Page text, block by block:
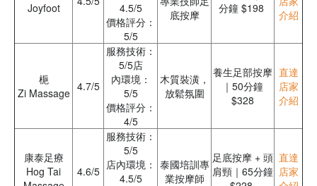
Joyfoot
4.5/5
價格評分：
5/5
底按摩
分鐘 $198
介紹
梔
Zi Massage 4.7/5
服務技術：
5/5店
內環境：
5/5
價格評分：
4/5
木質裝潢，
放鬆氛圍
養生足部按摩
｜50分鐘
$328
直達
店家
介紹
康泰足療
Hog Tai
4.6/5
服務技術：
5/5
店內環境：
4.5/5
泰國培訓專
業按摩師
足底按摩 + 頭
肩頸｜65分鐘
直達
店家